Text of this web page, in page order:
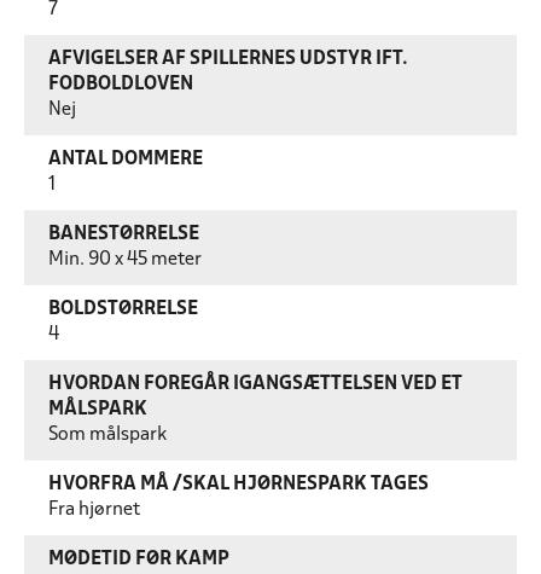
7
AFVIGELSER AF SPILLERNES UDSTYR IFT.
FODBOLDLOVEN
Nej
ANTAL DOMMERE
BANESTØRRELSE
Min. 90 x 45 meter
BOLDSTØRRELSE
4
HVORDAN FOREGÅR IGANGSÆTTELSEN VED ET
MÅLSPARK
Som målspark
HVORFRA MÅ /SKAL HJØRNESPARK TAGES
Fra hjørnet
MØDETID FØR KAMP